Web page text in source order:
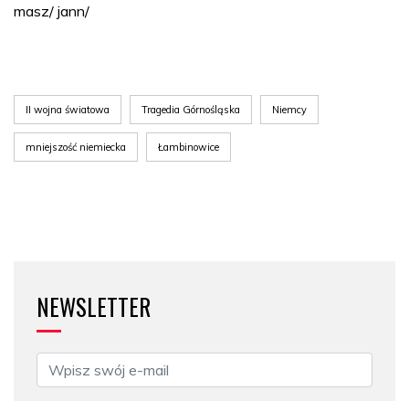
masz/ jann/
II wojna światowa Tragedia Górnośląska Niemcy
mniejszość niemiecka Łambinowice
NEWSLETTER